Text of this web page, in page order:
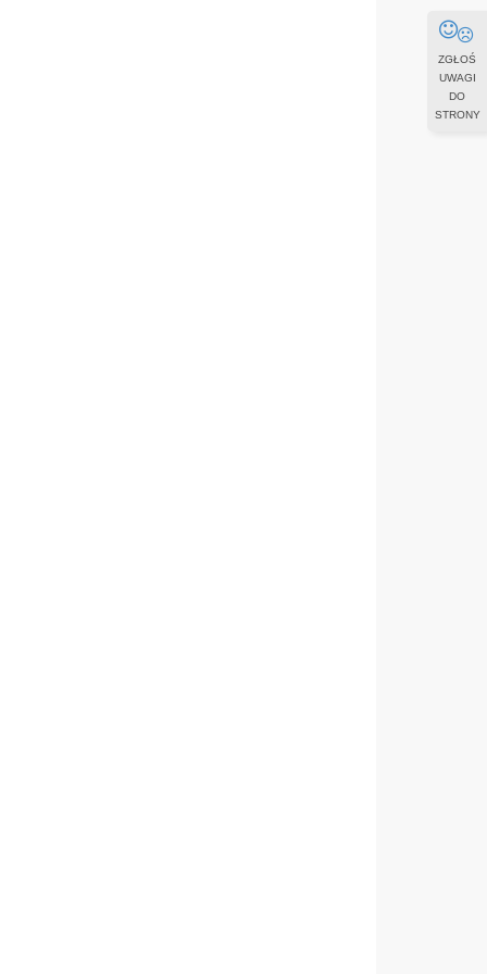
ZGŁOŚ
UWAGI
DO
STRONY